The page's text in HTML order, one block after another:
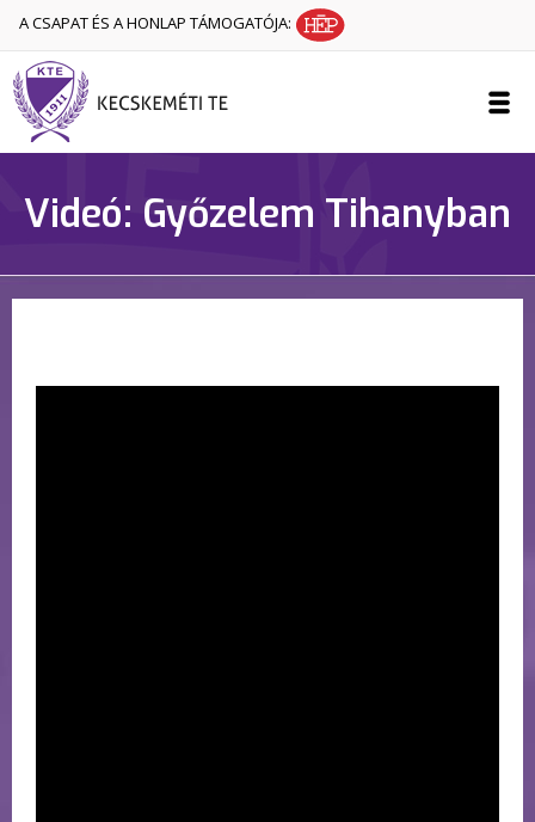
A CSAPAT ÉS A HONLAP TÁMOGATÓJA:
Videó: Győzelem Tihanyban